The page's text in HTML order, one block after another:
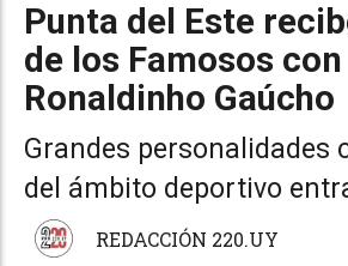
Punta del Este
de los Famosos con
Ronaldinho Gaúcho
Grandes personalidades
del ámbito deportivo
REDACCIÓN 220.UY